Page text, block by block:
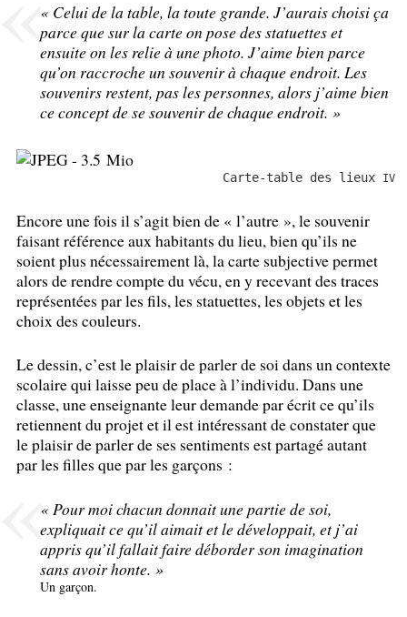
« Celui de la table, la toute grande. J’aurais choisi ça
parce que sur la carte on pose des statuettes et
ensuite on les relie à une photo. J’aime bien parce
qu’on raccroche un souvenir à chaque endroit. Les
souvenirs restent, pas les personnes, alors j’aime bien
ce concept de se souvenir de chaque endroit. »
Carte-table des lieux IV
Encore une fois il s’agit bien de « l’autre », le souvenir
faisant référence aux habitants du lieu, bien qu’ils ne
soient plus nécessairement là, la carte subjective permet
alors de rendre compte du vécu, en y recevant des traces
représentées par les fils, les statuettes, les objets et les
choix des couleurs.
Le dessin, c’est le plaisir de parler de soi dans un contexte
scolaire qui laisse peu de place à l’individu. Dans une
classe, une enseignante leur demande par écrit ce qu’ils
retiennent du projet et il est intéressant de constater que
le plaisir de parler de ses sentiments est partagé autant
par les filles que par les garçons :
« Pour moi chacun donnait une partie de soi,
expliquait ce qu’il aimait et le développait, et j’ai
appris qu’il fallait faire déborder son imagination
sans avoir honte. »
Un garçon.